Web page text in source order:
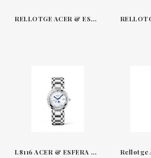
RELLOTGE ACER & ESFERA PLATEJADA 34 MM CONQUEST CLASSIC LONGINES L2386
L8116 ACER & ESFERA BLANCA-DIAMANTS 34 MM FASE LUNAR PRIMALUNA LONGINES